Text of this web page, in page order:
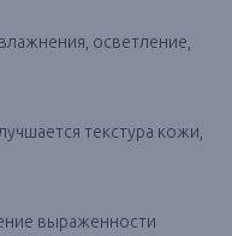
осветление,
текстура кожи,
выраженности